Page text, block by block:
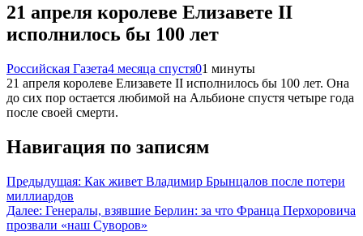
21 апреля королеве Елизавете II
исполнилось бы 100 лет
Российская Газета4 месяца спустя01 минуты
21 апреля королеве Елизавете II исполнилось бы 100 лет. Она
до сих пор остается любимой на Альбионе спустя четыре года
после своей смерти.
Навигация по записям
Предыдущая: Как живет Владимир Брынцалов после потери
миллиардов
Далее: Генералы, взявшие Берлин: за что Франца Перхоровича
прозвали «наш Суворов»